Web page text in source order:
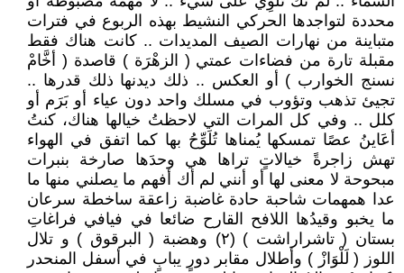
محددة لتواجدها الحركي النشيط بهذه الربوع في فترات
متباينة من نهارات الصيف المديدات .. كانت هناك فقط
مقبلة تارة من فضاءات عمتي ( الزهْرَة ) قاصدة ( أخَّامْ
نسنج الخوارب ) أو العكس .. ذلك ديدنها ذلك قدرها ..
تجيئ تذهب وتؤوب في مسلك واحد دون عياء أو بَرَم أو
كلل .. وفي كل المرات التي لاحظتُ خيالها هناك، كنتُ
أعَاينُ عصًا تمسكها يُمناها تُلَوِّحُ بها كما اتفق في الهواء
تهش زاجرةً خيالاتٍ تراها هي وحدَها صارخة بنبرات
مبحوحة لا معنى لها أو أنني لم أك أفهم ما يصلني منها ما
عدا همهمات شاحبة حادة غاضبة زاعقة ساخطة سرعان
ما يخبو وقيدُها اللافح القارح ضائعا في فيافي فراغاتِ
بستان ( تاشراراشت ) (٢) وهضبة ( البرقوق ) و تلال
اللوز ( لَلْوَازْ ) وأطلال مقابر دورٍ يبابٍ في أسفل المنحدر